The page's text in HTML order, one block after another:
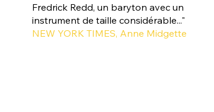
Fredrick Redd, un baryton avec un
instrument de taille considérable..."
NEW YORK TIMES, Anne Midgette